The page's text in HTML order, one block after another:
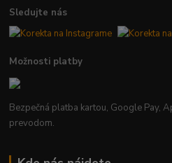
Sledujte nás
Možnosti platby
Bezpečná platba kartou, Google Pay,
prevodom.